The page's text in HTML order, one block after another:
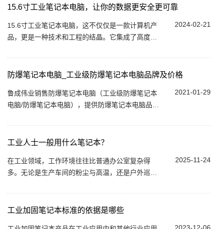
全...
15.6寸工业笔记本电脑，让你的数据更安全更可靠
2024-02-21
15.6寸工业笔记本电脑，这不仅仅是一款计算机产
品，更是一种技术和工程的结晶。它集成了高度的
成为工业领域的翘楚。这款便携式工控计算机，...
防爆笔记本电脑_工业级防爆笔记本电脑品牌及价格
2021-01-29
鲁成伟业销售防爆笔记本电脑（工业级防爆笔记本
电脑/防爆笔记本电脑），提供防爆笔记本电脑品牌
价比高。...
工业人士一般用什么笔记本？
2025-11-24
在工业领域，工作环境往往比普通办公室复杂得
多。无论是生产车间的粉尘与高温，还是户外巡检
求。普通商用笔记本在这种条件下容易出现故障...
工业加固笔记本标准的依据是哪些